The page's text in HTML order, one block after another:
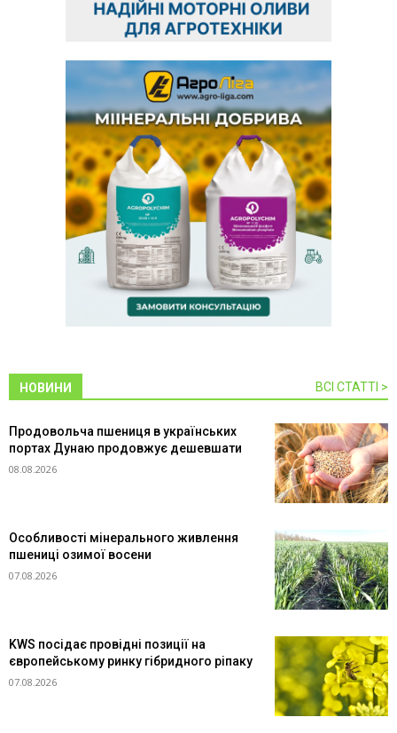
НОВИНИ ВСІ СТАТТІ >
Продовольча пшениця в українських
портах Дунаю продовжує дешевшати
08.08.2026
Особливості мінерального живлення
пшениці озимої восени
07.08.2026
KWS посідає провідні позиції на
європейському ринку гібридного ріпаку
07.08.2026